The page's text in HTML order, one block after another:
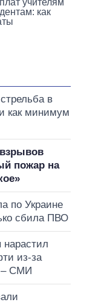
как
в
как минимум
пожар на
по Украине
сбила ПВО
из-за
– СМИ